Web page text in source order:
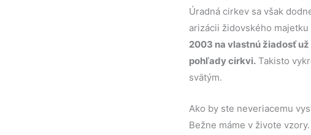
Úradná cirkev sa však
arizácii židovského
2003 na vlastnú žiadosť
pohľady cirkvi. Takisto
svätým.
Ako by ste neveriacemu
Bežne máme v živote